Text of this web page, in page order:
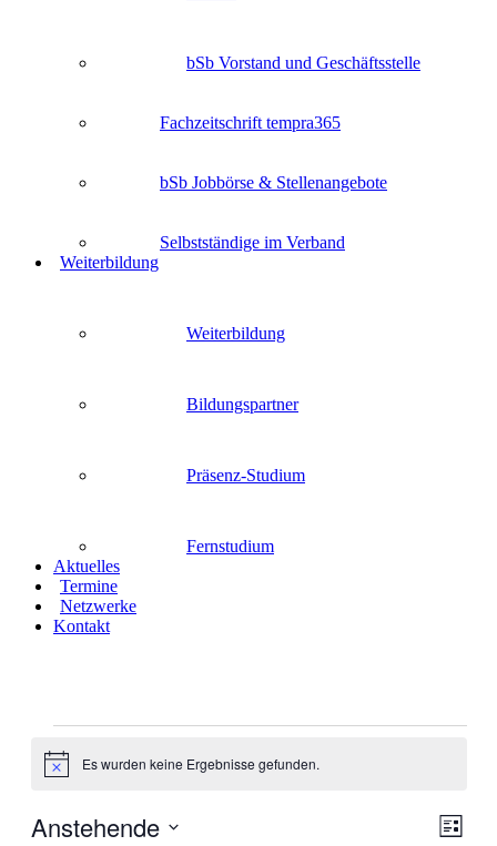
bSb Vorstand und Geschäftsstelle
Fachzeitschrift tempra365
bSb Jobbörse & Stellenangebote
Selbstständige im Verband
Weiterbildung
Weiterbildung
Bildungspartner
Präsenz-Studium
Fernstudium
Aktuelles
Termine
Netzwerke
Kontakt
HinweisEs wurden keine Ergebnisse gefunden.
Liste
Anstehende